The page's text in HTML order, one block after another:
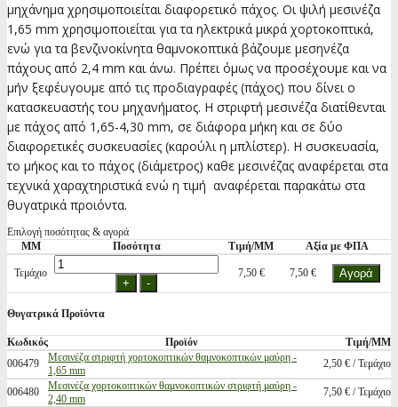
μηχάνημα χρησιμοποιείται διαφορετικό πάχος. Οι ψιλή μεσινέζα
1,65 mm χρησιμοποιείται για τα ηλεκτρικά μικρά χορτοκοπτικά,
ενώ για τα βενζινοκίνητα θαμνοκοπτικά βάζουμε μεσηνέζα
πάχους από 2,4 mm και άνω. Πρέπει όμως να προσέχουμε και να
μήν ξεφέυγουμε από τις προδιαγραφές (πάχος) που δίνει ο
κατασκευαστής του μηχανήματος. Η στριφτή μεσινέζα διατίθενται
με πάχος από 1,65-4,30 mm, σε διάφορα μήκη και σε δύο
διαφορετικές συσκευασίες (καρούλι η μπλίστερ). H συσκευασία,
το μήκος και το πάχος (διάμετρος) καθε μεσινέζας αναφέρεται στα
τεχνικά χαραχτηριστικά ενώ η τιμή αναφέρεται παρακάτω στα
θυγατρικά προιόντα.
Επιλογή ποσότητας & αγορά
ΜΜ
Ποσότητα Τιμή/ΜΜ Αξία με ΦΠΑ
Τεμάχιο 7,50 € 7,50 €
Θυγατρικά Προϊόντα
Κωδικός Προϊόν
Τιμή/ΜΜ
006479
Μεσινέζα στριφτή χορτοκοπτικών θαμνοκοπτικών μαύρη -
1,65 mm
2,50 € / Τεμάχιο
006480
Μεσινέζα χορτοκοπτικών θαμνοκοπτικών στριφτή μαύρη -
2,40 mm
7,50 € / Τεμάχιο